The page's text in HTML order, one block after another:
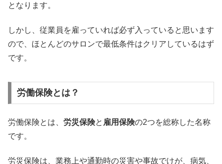
となります。
しかし、従業員を雇っていれば必ず入っていると思います
ので、ほとんどのサロンで最低条件はクリアしているはず
です。
労働保険とは？
労働保険とは、 労災保険と 雇用保険の2つを総称した名称
です。
労災保険は、業務上や通勤時の災害や事故でけが、病気、